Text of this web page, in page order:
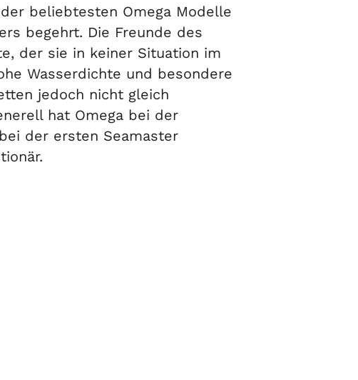
beliebtesten Omega Modelle
begehrt. Die Freunde des
der sie in keiner Situation im
Wasserdichte und besondere
jedoch nicht gleich
hat Omega bei der
der ersten Seamaster